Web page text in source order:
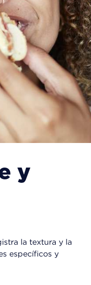
y
la textura y la
específicos y